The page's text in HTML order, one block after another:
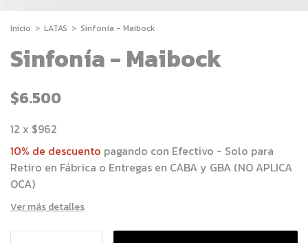
Inicio > LATAS > Sinfonía - Maibock
Sinfonía - Maibock
$6.500
12 x $962
10% de descuento pagando con Efectivo - Solo para
Retiro en Fábrica o Entregas en CABA y GBA (NO APLICA
OCA)
Ver más detalles